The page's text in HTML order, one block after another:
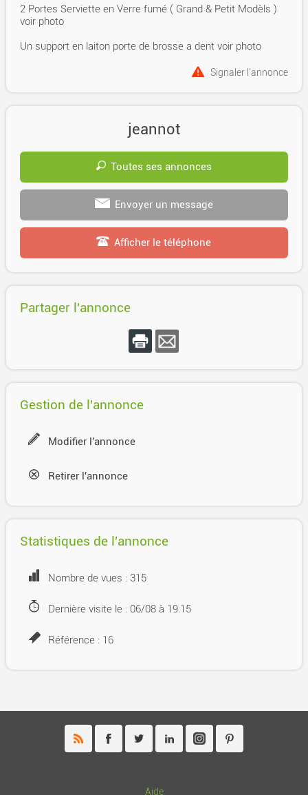
2 Portes Serviette en Verre fumé ( Grand & Petit Modèls )
voir photo
Un support en laiton porte de brosse a dent voir photo
Signaler l'annonce
jeannot
Toutes ses annonces
Envoyer un message
Afficher le téléphone
Partager l'annonce
Gestion de l'annonce
Modifier l'annonce
Retirer l'annonce
Statistiques de l'annonce
Nombre de vues : 315
Dernière visite le : 06/08 à 19:15
Référence : 16
Aide